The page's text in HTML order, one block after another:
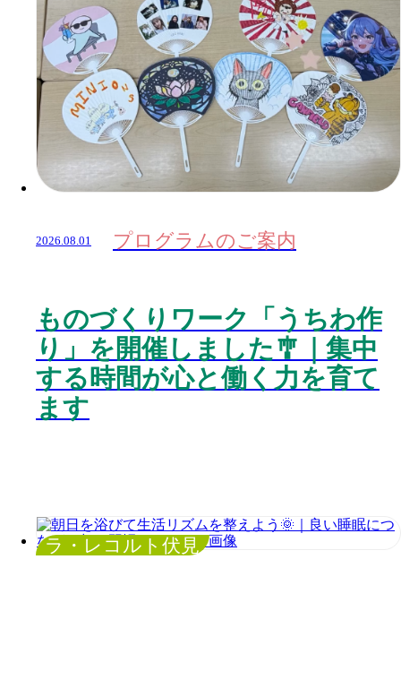
2026.08.01 プログラムのご案内
ものづくりワーク「うちわ作
り」を開催しました🎐｜集中
する時間が心と働く力を育て
ます
ラ・レコルト伏見